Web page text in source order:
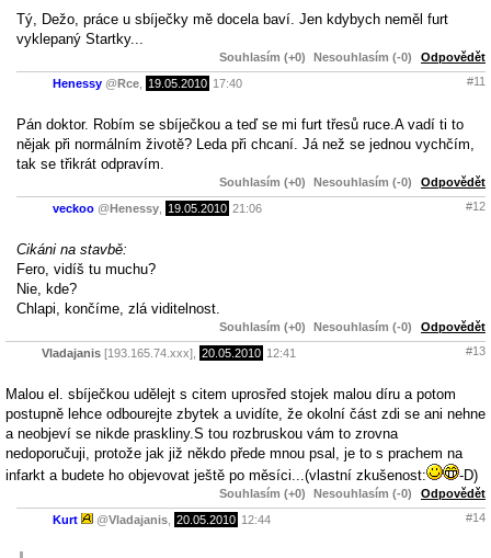
Tý, Dežo, práce u sbíječky mě docela baví. Jen kdybych neměl furt
vyklepaný Startky...
Souhlasím (+0) Nesouhlasím (-0) Odpovědět
Henessy @Rce 19.05.2010 17:40 #11
Pán doktor. Robím se sbíječkou a teď se mi furt třesů ruce.A vadí ti to
nějak při normálním životě? Leda při chcaní. Já než se jednou vychčím,
tak se třikrát odpravím.
Souhlasím (+0) Nesouhlasím (-0) Odpovědět
veckoo @Henessy 19.05.2010 21:06 #12
Cikáni na stavbě:
Fero, vidíš tu muchu?
Nie, kde?
Chlapi, končíme, zlá viditelnost.
Souhlasím (+0) Nesouhlasím (-0) Odpovědět
Vladajanis [193.165.74.xxx], 20.05.2010 12:41 #13
Malou el. sbíječkou udělejt s citem uprosřed stojek malou díru a potom
postupně lehce odbourejte zbytek a uvidíte, že okolní část zdi se ani nehne
a neobjeví se nikde praskliny.S tou rozbruskou vám to zrovna
nedoporučuji, protože jak již někdo přede mnou psal, je to s prachem na
infarkt a budete ho objevovat ještě po měsíci...(vlastní zkušenost:
-D)
Souhlasím (+0) Nesouhlasím (-0) Odpovědět
Kurt @Vladajanis 20.05.2010 12:44 #14